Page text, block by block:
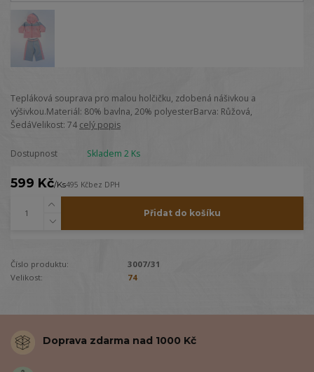
Tepláková souprava pro malou holčičku, zdobená nášivkou a
výšivkou.Materiál: 80% bavlna, 20% polyesterBarva: Růžová,
ŠedáVelikost: 74 celý popis
Dostupnost Skladem 2 Ks
599 Kč/Ks495 Kčbez DPH
Přidat do košíku
Číslo produktu:
3007/31
Velikost:
74
Doprava zdarma nad 1000 Kč